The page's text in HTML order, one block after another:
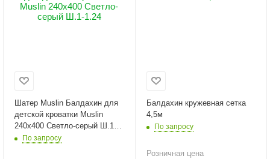
Шатер Muslin Балдахин для
детской кроватки Muslin
240х400 Светло-серый Ш.1-
1.24По запросу
Балдахин кружевная сетка
4,5м
По запросу
Розничная цена